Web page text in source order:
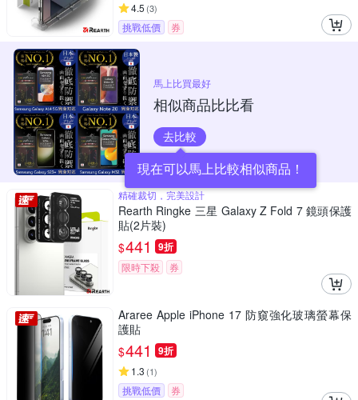
4.5 (3)
挑戰低價 券
馬上比買最好
相似商品比比看
去比較
現在可以馬上比較相似商品！
精確裁切，完美設計
Rearth Ringke 三星 Galaxy Z Fold 7 鏡頭保護
貼(2片裝)
$441 9折
限時下殺 券
Araree Apple iPhone 17 防窺強化玻璃螢幕保
護貼
$441 9折
1.3 (1)
挑戰低價 券